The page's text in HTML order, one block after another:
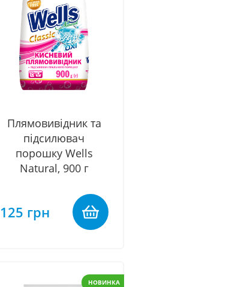
Плямовивідник та
підсилювач
порошку Wells
Natural, 900 г
125 грн
НОВИНКА